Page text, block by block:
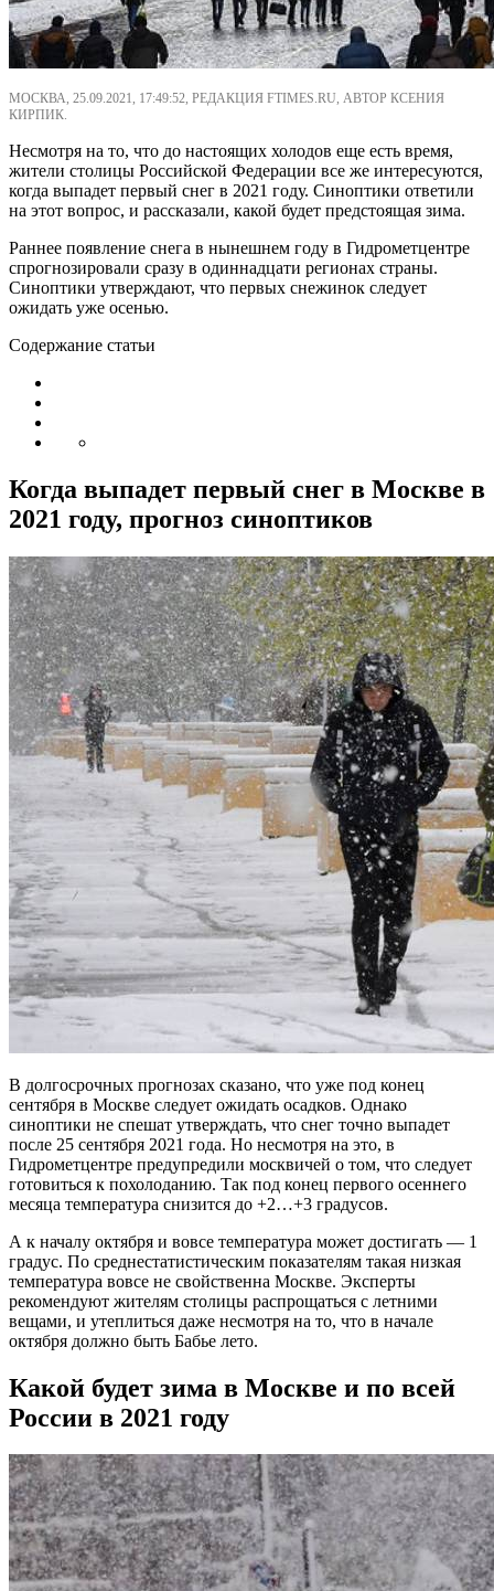
МОСКВА, 25.09.2021, 17:49:52, РЕДАКЦИЯ FTIMES.RU, АВТОР КСЕНИЯ
КИРПИК.
Несмотря на то, что до настоящих холодов еще есть время,
жители столицы Российской Федерации все же интересуются,
когда выпадет первый снег в 2021 году. Синоптики ответили
на этот вопрос, и рассказали, какой будет предстоящая зима.
Раннее появление снега в нынешнем году в Гидрометцентре
спрогнозировали сразу в одиннадцати регионах страны.
Синоптики утверждают, что первых снежинок следует
ожидать уже осенью.
Содержание статьи
Когда выпадет первый снег в Москве в
2021 году, прогноз синоптиков
В долгосрочных прогнозах сказано, что уже под конец
сентября в Москве следует ожидать осадков. Однако
синоптики не спешат утверждать, что снег точно выпадет
после 25 сентября 2021 года. Но несмотря на это, в
Гидрометцентре предупредили москвичей о том, что следует
готовиться к похолоданию. Так под конец первого осеннего
месяца температура снизится до +2…+3 градусов.
А к началу октября и вовсе температура может достигать — 1
градус. По среднестатистическим показателям такая низкая
температура вовсе не свойственна Москве. Эксперты
рекомендуют жителям столицы распрощаться с летними
вещами, и утеплиться даже несмотря на то, что в начале
октября должно быть Бабье лето.
Какой будет зима в Москве и по всей
России в 2021 году